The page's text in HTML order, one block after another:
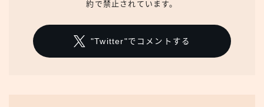
約で禁止されています。
"Twitter"でコメントする